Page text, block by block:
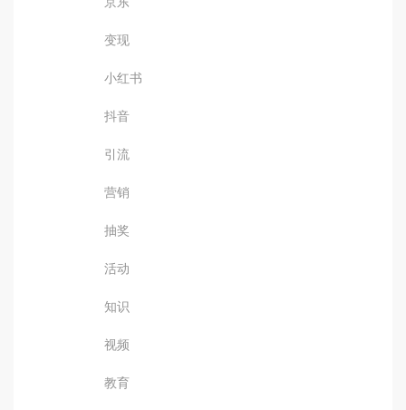
变现
小红书
抖音
引流
营销
抽奖
活动
知识
视频
教育